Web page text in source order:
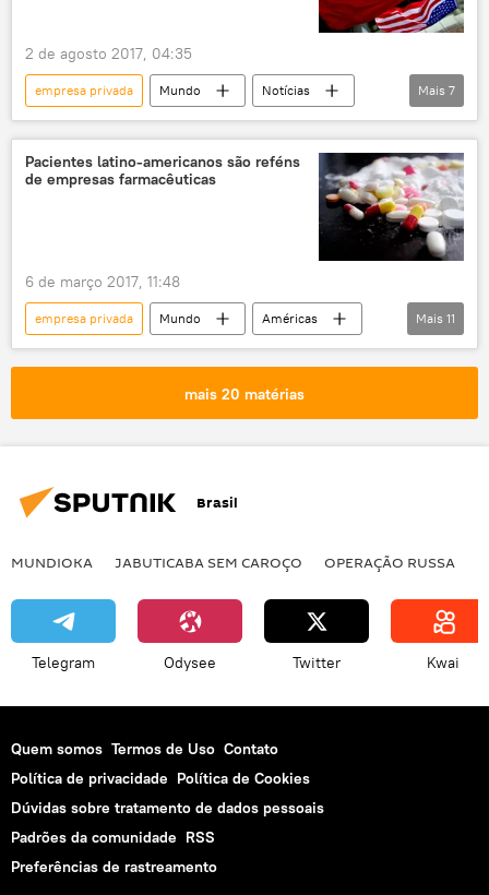
2 de agosto 2017, 04:35
empresa privada Mundo
Notícias
China
Donald Trump
Nikki Haley
ONU
concorrência
EUA
Economia
Mais 7
Pacientes latino-americanos são reféns
de empresas farmacêuticas
6 de março 2017, 11:48
empresa privada Mundo
Américas
Notícias
Sociedade
América Latina
Colômbia
medicina
medicamentos
gigante
indústria farmacêutica
EUA
Mais 11
mais 20 matérias
Brasil
MUNDIOKA JABUTICABA SEM CAROÇO OPERAÇÃO RUSSA
Telegram Odysee Twitter Kwai
Quem somos Termos de Uso Contato
Política de privacidade Política de Cookies
Dúvidas sobre tratamento de dados pessoais
Padrões da comunidade RSS
Preferências de rastreamento